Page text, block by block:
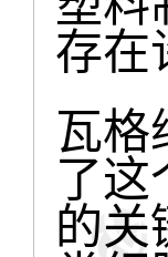
存在
瓦格
了这
的